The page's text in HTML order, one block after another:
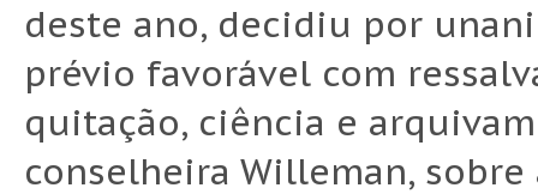
deste ano, decidiu por
prévio favorável com
quitação, ciência e
conselheira Willeman,